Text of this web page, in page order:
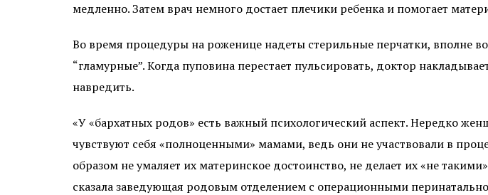
медленно. Затем врач немного достает плечики ребенка и помогает
Во время процедуры на роженице надеты стерильные перчатки, вполне
“гламурные”. Когда пуповина перестает пульсировать, доктор
навредить.
«У «бархатных родов» есть важный психологический аспект. Нередко
чувствуют себя «полноценными» мамами, ведь они не участвовали в
образом не умаляет их материнское достоинство, не делает их «не
сказала заведующая родовым отделением с операционными